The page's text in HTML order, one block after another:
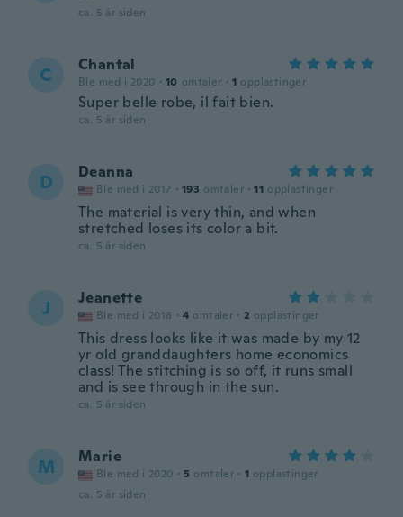
ca. 5 år siden
C Chantal
Ble med i 2020 · 10 omtaler · 1 opplastinger
Super belle robe, il fait bien.
ca. 5 år siden
D Deanna
Ble med i 2017 · 193 omtaler · 11 opplastinger
The material is very thin, and when
stretched loses its color a bit.
ca. 5 år siden
J Jeanette
Ble med i 2018 · 4 omtaler · 2 opplastinger
This dress looks like it was made by my 12
yr old granddaughters home economics
class! The stitching is so off, it runs small
and is see through in the sun.
ca. 5 år siden
M Marie
Ble med i 2020 · 5 omtaler · 1 opplastinger
ca. 5 år siden